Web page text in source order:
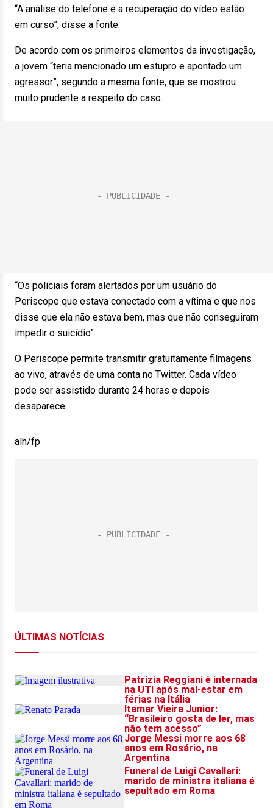
“A análise do telefone e a recuperação do vídeo estão
em curso”, disse a fonte.
De acordo com os primeiros elementos da investigação,
a jovem “teria mencionado um estupro e apontado um
agressor”, segundo a mesma fonte, que se mostrou
muito prudente a respeito do caso.
“Os policiais foram alertados por um usuário do
Periscope que estava conectado com a vítima e que nos
disse que ela não estava bem, mas que não conseguiram
impedir o suicídio”.
O Periscope permite transmitir gratuitamente filmagens
ao vivo, através de uma conta no Twitter. Cada vídeo
pode ser assistido durante 24 horas e depois
desaparece.
alh/fp